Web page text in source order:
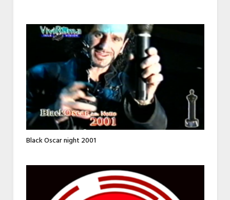
Black Oscar night 2001